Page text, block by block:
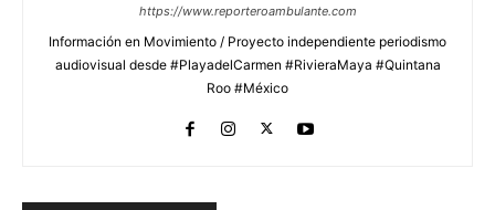
https://www.reporteroambulante.com
Información en Movimiento / Proyecto independiente periodismo
audiovisual desde #PlayadelCarmen #RivieraMaya #Quintana
Roo #México